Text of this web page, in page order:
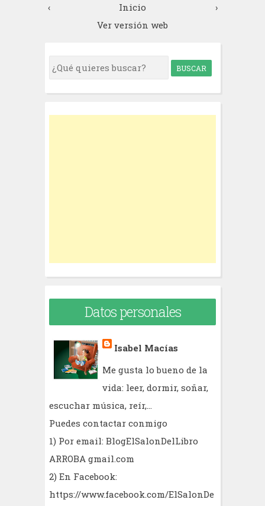
‹ ›
Inicio
Ver versión web
S
e
r
Datos personales
Isabel Macías
Me gusta lo bueno de la
vida: leer, dormir, soñar,
escuchar música, reír,...
Puedes contactar conmigo
1) Por email: BlogElSalonDelLibro
ARROBA gmail.com
2) En Facebook:
https://www.facebook.com/ElSalonDe